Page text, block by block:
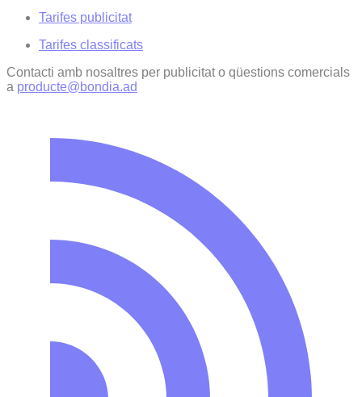
Tarifes publicitat
Tarifes classificats
Contacti amb nosaltres per publicitat o qüestions comercials
a producte@bondia.ad